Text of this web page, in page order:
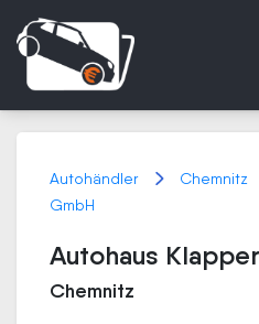
Autohändler Chemnitz
GmbH
Autohaus
Chemnitz